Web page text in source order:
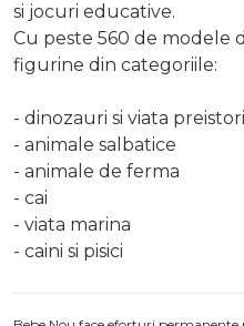
si jocuri educative.
Cu peste 560 de modele
figurine din categoriile:
- dinozauri si viata
- animale salbatice
- animale de ferma
- cai
- viata marina
- caini si pisici